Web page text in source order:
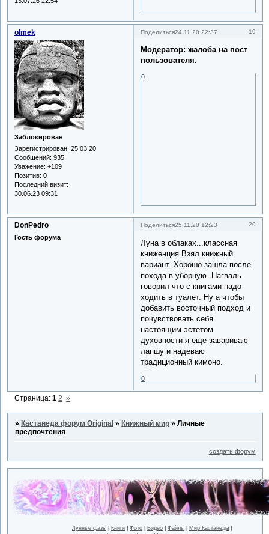
Поделиться 19
24.11.20 22:37
olmek
Заблокирован
Зарегистрирован: 25.03.20
Сообщений: 935
Уважение: +109
Позитив: 0
Последний визит:
30.06.23 09:31
Модератор: жалоба на пост
пользователя.
0
Поделиться 20
25.11.20 12:23
DonPedro
Гость форума
Луна в облаках...классная
книженция.Взял книжный
вариант. Хорошо зашла после
похода в уборную. Нагваль
говорил что с книгами надо
ходить в туалет. Ну а чтобы
добавить восточный подход и
почувствовать себя
настоящим эстетом
духовности я еще завариваю
лапшу и надеваю
традиционный кимоно.
0
Страница:1 2 »
» Кастанеда форум Original » Книжный мир »Личные
предпочтения
создать форум
Лунные фазы Книги Фото Видео Файлы Мир Кастанеды